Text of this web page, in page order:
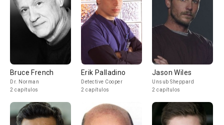
Bruce French
Dr. Norman
2 capítulos
Erik Palladino
Detective Cooper
2 capítulos
Jason Wiles
Unsub Sheppard
2 capítulos